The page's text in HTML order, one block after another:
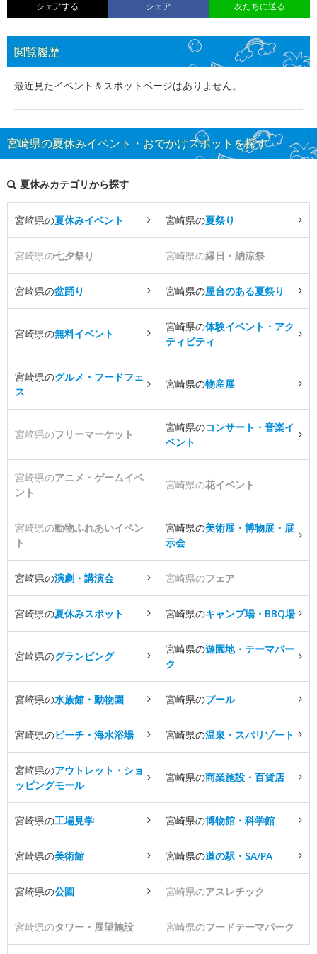
シェアする シェア 友だちに送る
閲覧履歴
最近見たイベント＆スポットページはありません。
宮崎県の夏休みイベント・おでかけスポットを探す
夏休みカテゴリから探す
宮崎県の夏休みイベント 宮崎県の夏祭り
宮崎県の七夕祭り 宮崎県の縁日・納涼祭
宮崎県の盆踊り 宮崎県の屋台のある夏祭り
宮崎県の無料イベント
宮崎県の体験イベント・アク
ティビティ
宮崎県のグルメ・フードフェ
ス
宮崎県の物産展
宮崎県のフリーマーケット
宮崎県のコンサート・音楽イ
ベント
宮崎県のアニメ・ゲームイベ
ント
宮崎県の花イベント
宮崎県の動物ふれあいイベン
ト
宮崎県の美術展・博物展・展
示会
宮崎県の演劇・講演会 宮崎県のフェア
宮崎県の夏休みスポット 宮崎県のキャンプ場・BBQ場
宮崎県のグランピング
宮崎県の遊園地・テーマパー
ク
宮崎県の水族館・動物園 宮崎県のプール
宮崎県のビーチ・海水浴場 宮崎県の温泉・スパリゾート
宮崎県のアウトレット・ショ
ッピングモール
宮崎県の商業施設・百貨店
宮崎県の工場見学 宮崎県の博物館・科学館
宮崎県の美術館 宮崎県の道の駅・SA/PA
宮崎県の公園 宮崎県のアスレチック
宮崎県のタワー・展望施設 宮崎県のフードテーマパーク